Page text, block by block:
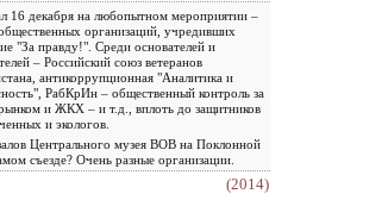
16 декабря на любопытном мероприятии –
организаций, учредивших
"За правду!". Среди основателей и
– Российский союз ветеранов
антикоррупционная "Аналитика и
РабКрИн – общественный контроль за
и ЖКХ – и т.д., вплоть до защитников
и экологов.
Центрального музея ВОВ на Поклонной
съезде? Очень разные организации.
(2014)